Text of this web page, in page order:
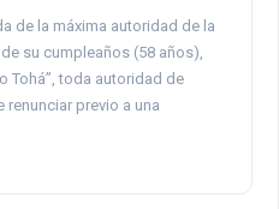
de la máxima autoridad de la
su cumpleaños (58 años),
Tohá”, toda autoridad de
previo a una